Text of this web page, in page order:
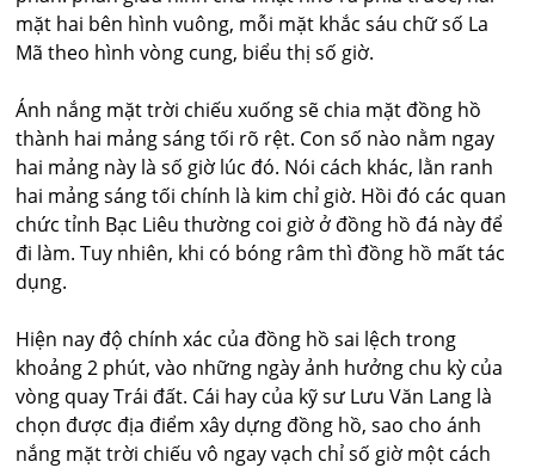
mặt hai bên hình vuông, mỗi mặt khắc sáu chữ số La
Mã theo hình vòng cung, biểu thị số giờ.
Ánh nắng mặt trời chiếu xuống sẽ chia mặt đồng hồ
thành hai mảng sáng tối rõ rệt. Con số nào nằm ngay
hai mảng này là số giờ lúc đó. Nói cách khác, lằn ranh
hai mảng sáng tối chính là kim chỉ giờ. Hồi đó các quan
chức tỉnh Bạc Liêu thường coi giờ ở đồng hồ đá này để
đi làm. Tuy nhiên, khi có bóng râm thì đồng hồ mất tác
dụng.
Hiện nay độ chính xác của đồng hồ sai lệch trong
khoảng 2 phút, vào những ngày ảnh hưởng chu kỳ của
vòng quay Trái đất. Cái hay của kỹ sư Lưu Văn Lang là
chọn được địa điểm xây dựng đồng hồ, sao cho ánh
nắng mặt trời chiếu vô ngay vạch chỉ số giờ một cách